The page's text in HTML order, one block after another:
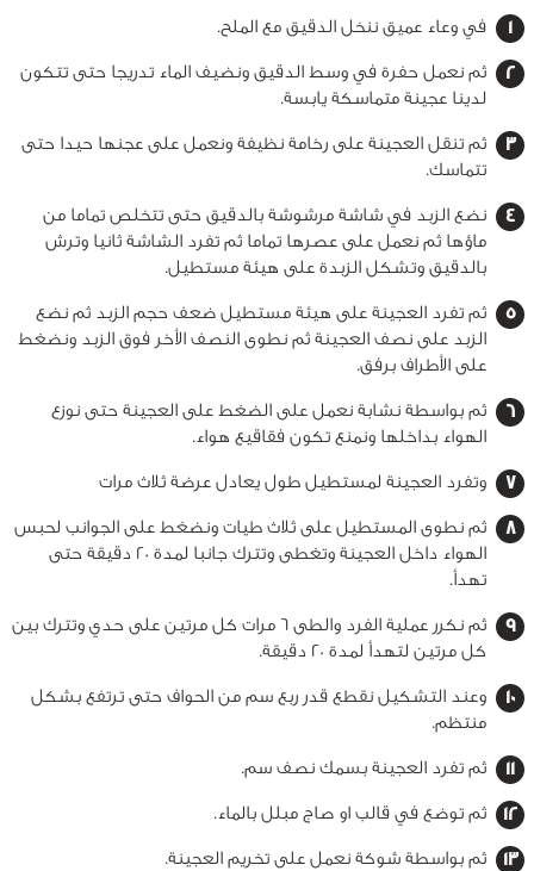
في وعاء عميق ننخل الدقيق مع الملح.
ثم نعمل حفرة في وسط الدقيق ونضيف الماء تدريجا حتى تتكون
لدينا عجينة متماسكة يابسة.
ثم تنقل العجينة على رخامة نظيفة ونعمل على عجنها حيدا حتى
تتماسك.
نضع الزبد في شاشة مرشوشة بالدقيق حتى تتخلص تماما من
ماؤها ثم نعمل على عصرها تماما ثم تفرد الشاشة ثانيا وترش
بالدقيق وتشكل الزبدة على هيئة مستطيل.
ثم تفرد العجينة على هيئة مستطيل ضعف حجم الزبد ثم نضع
الزبد على نصف العجينة ثم نطوى النصف الأخر فوق الزبد ونضغط
على الأطراف برفق.
ثم بواسطة نشابة نعمل على الضغط على العجينة حتى نوزع
الهواء بداخلها ونمنع تكون فقاقيع هواء.
وتفرد العجينة لمستطيل طول يعادل عرضة ثلاث مرات
ثم نطوى المستطيل على ثلاث طيات ونضغط على الجوانب لحبس
الهواء داخل العجينة وتغطى وتترك جانبا لمدة 20 دقيقة حتى
تهدأ.
ثم نكرر عملية الفرد والطى 6 مرات كل مرتين على حدي وتترك بين
كل مرتين لتهدأ لمدة 20 دقيقة.
وعند التشكيل نقطع قدر ربع سم من الحواف حتى ترتفع بشكل
منتظم.
ثم تفرد العجينة بسمك نصف سم.
ثم توضع في قالب او صاج مبلل بالماء.
ثم بواسطة شوكة نعمل على تخريم العجينة.